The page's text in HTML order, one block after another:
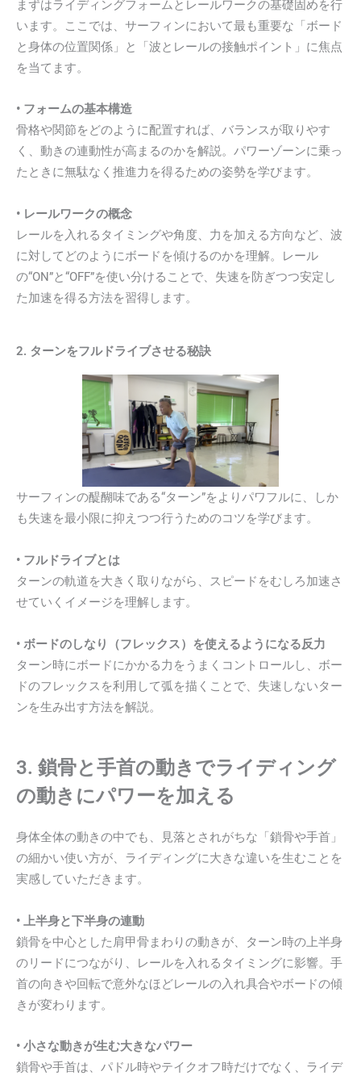
まずはライディングフォームとレールワークの基礎固めを行
います。ここでは、サーフィンにおいて最も重要な「ボード
と身体の位置関係」と「波とレールの接触ポイント」に焦点
を当てます。
• フォームの基本構造
骨格や関節をどのように配置すれば、バランスが取りやす
く、動きの連動性が高まるのかを解説。パワーゾーンに乗っ
たときに無駄なく推進力を得るための姿勢を学びます。
• レールワークの概念
レールを入れるタイミングや角度、力を加える方向など、波
に対してどのようにボードを傾けるのかを理解。レール
の“ON”と“OFF”を使い分けることで、失速を防ぎつつ安定し
た加速を得る方法を習得します。
2. ターンをフルドライブさせる秘訣
サーフィンの醍醐味である“ターン”をよりパワフルに、しか
も失速を最小限に抑えつつ行うためのコツを学びます。
• フルドライブとは
ターンの軌道を大きく取りながら、スピードをむしろ加速さ
せていくイメージを理解します。
• ボードのしなり（フレックス）を使えるようになる反力
ターン時にボードにかかる力をうまくコントロールし、ボー
ドのフレックスを利用して弧を描くことで、失速しないター
ンを生み出す方法を解説。
3. 鎖骨と手首の動きでライディング
の動きにパワーを加える
身体全体の動きの中でも、見落とされがちな「鎖骨や手首」
の細かい使い方が、ライディングに大きな違いを生むことを
実感していただきます。
• 上半身と下半身の連動
鎖骨を中心とした肩甲骨まわりの動きが、ターン時の上半身
のリードにつながり、レールを入れるタイミングに影響。手
首の向きや回転で意外なほどレールの入れ具合やボードの傾
きが変わります。
• 小さな動きが生む大きなパワー
鎖骨や手首は、パドル時やテイクオフ時だけでなく、ライデ